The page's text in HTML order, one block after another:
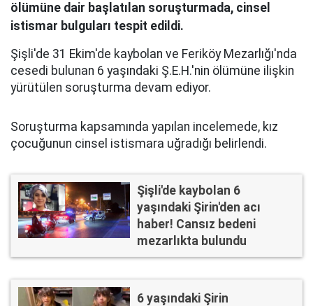
ölümüne dair başlatılan soruşturmada, cinsel
istismar bulguları tespit edildi.
Şişli'de 31 Ekim'de kaybolan ve Feriköy Mezarlığı'nda
cesedi bulunan 6 yaşındaki Ş.E.H.'nin ölümüne ilişkin
yürütülen soruşturma devam ediyor.
Soruşturma kapsamında yapılan incelemede, kız
çocuğunun cinsel istismara uğradığı belirlendi.
Şişli'de kaybolan 6
yaşındaki Şirin'den acı
haber! Cansız bedeni
mezarlıkta bulundu
6 yaşındaki Şirin